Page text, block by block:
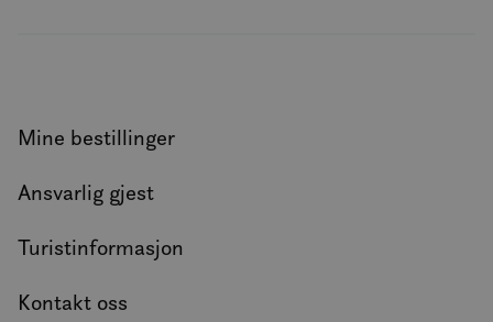
Mine bestillinger
Ansvarlig gjest
Turistinformasjon
Kontakt oss